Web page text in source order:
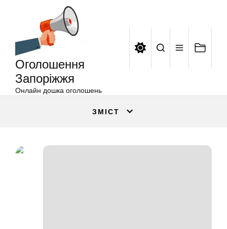
Оголошення
Запоріжжя
Онлайн дошка оголошень
ЗМІСТ